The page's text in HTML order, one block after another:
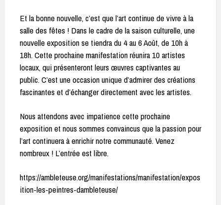
Et la bonne nouvelle, c’est que l’art continue de vivre à la
salle des fêtes ! Dans le cadre de la saison culturelle, une
nouvelle exposition se tiendra du 4 au 6 Août, de 10h à
18h. Cette prochaine manifestation réunira 10 artistes
locaux, qui présenteront leurs œuvres captivantes au
public. C’est une occasion unique d’admirer des créations
fascinantes et d’échanger directement avec les artistes.
Nous attendons avec impatience cette prochaine
exposition et nous sommes convaincus que la passion pour
l’art continuera à enrichir notre communauté. Venez
nombreux ! L’entrée est libre.
https://ambleteuse.org/manifestations/manifestation/expos
ition-les-peintres-dambleteuse/